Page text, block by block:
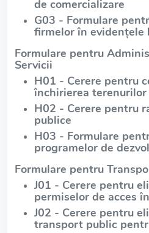
de comercializare
G03 - Formulare
firmelor în evidențele
Formulare pentru
Servicii
H01 - Cerere pentru
închirierea terenurilor
H02 - Cerere pentru
publice
H03 - Formulare
programelor de
Formulare pentru
J01 - Cerere pentru
permiselor de acces
J02 - Cerere pentru
transport public